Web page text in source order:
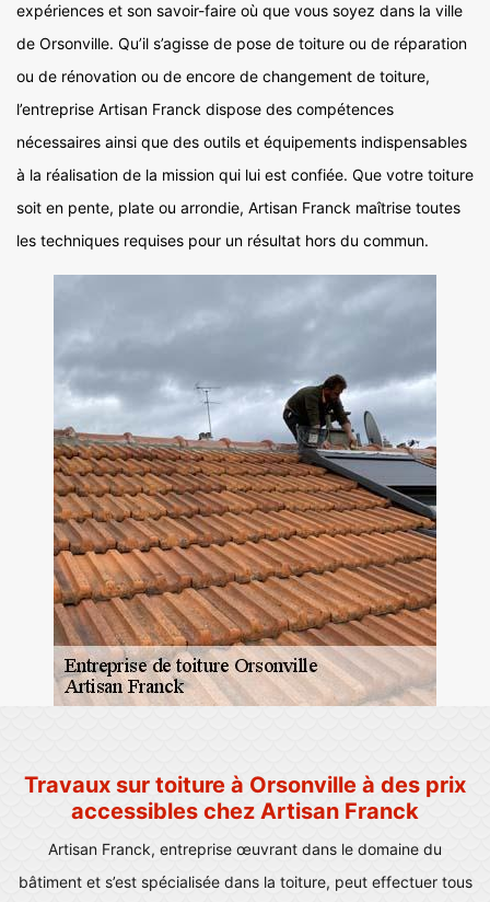
expériences et son savoir-faire où que vous soyez dans la ville
de Orsonville. Qu’il s’agisse de pose de toiture ou de réparation
ou de rénovation ou de encore de changement de toiture,
l’entreprise Artisan Franck dispose des compétences
nécessaires ainsi que des outils et équipements indispensables
à la réalisation de la mission qui lui est confiée. Que votre toiture
soit en pente, plate ou arrondie, Artisan Franck maîtrise toutes
les techniques requises pour un résultat hors du commun.
Travaux sur toiture à Orsonville à des prix
accessibles chez Artisan Franck
Artisan Franck, entreprise œuvrant dans le domaine du
bâtiment et s’est spécialisée dans la toiture, peut effectuer tous